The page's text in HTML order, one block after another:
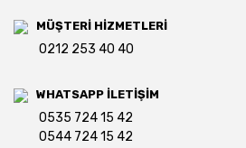
MÜŞTERİ HİZMETLERİ
0212 253 40 40
WHATSAPP İLETİŞİM
0535 724 15 42
0544 724 15 42